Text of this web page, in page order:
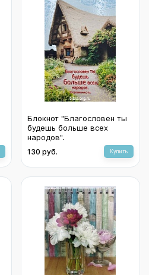
Блокнот "Благословен ты
будешь больше всех
народов".
130 руб. Купить